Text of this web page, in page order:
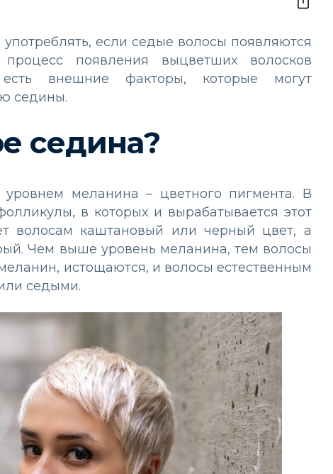
если седые волосы появляются
появления выцветших волосков
есть внешние факторы, которые могут
седины.
седина?
меланина – цветного пигмента. В
в которых и вырабатывается этот
волосам каштановый или черный цвет, а
Чем выше уровень меланина, тем волосы
истощаются, и волосы естественным
седыми.